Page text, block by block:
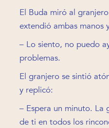
El Buda miró al
extendió ambas manos
– Lo siento, no puedo
problemas.
El granjero se sintió
y replicó:
– Espera un minuto. La
de ti en todos los